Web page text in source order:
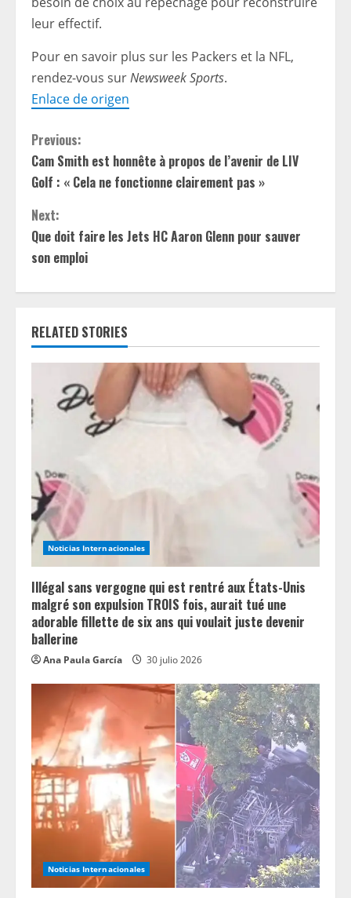
leur effectif.
Pour en savoir plus sur les Packers et la NFL,
rendez-vous surNewsweek Sports.
Enlace de origen
C
o
n
t
u
R
a
d
i
n
g
Previous:
Cam Smith est honnête à propos de l’avenir de LIV
Golf : « Cela ne fonctionne clairement pas »
Next:
Que doit faire les Jets HC Aaron Glenn pour sauver
son emploi
RELATED STORIES
Noticias Internacionales
Illégal sans vergogne qui est rentré aux États-Unis
malgré son expulsion TROIS fois, aurait tué une
adorable fillette de six ans qui voulait juste devenir
ballerine
Ana Paula García 30 julio 2026
Noticias Internacionales